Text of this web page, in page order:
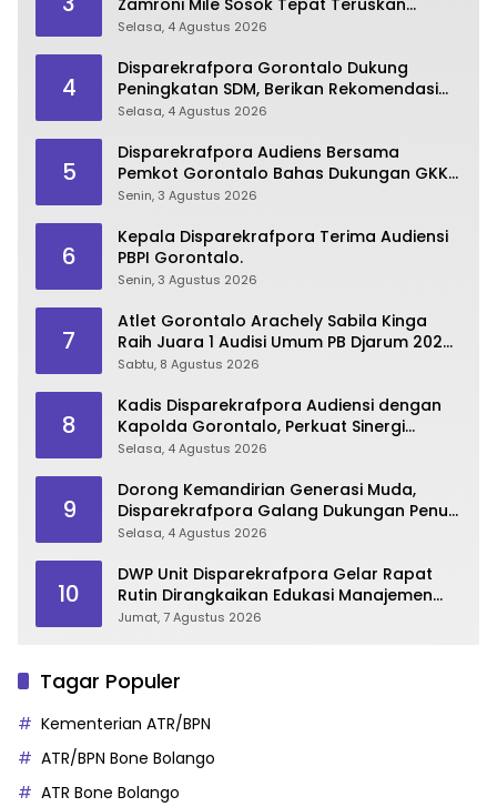
Zamroni Mile Sosok Tepat Teruskan
Pembangunan Bone Bolango
Selasa, 4 Agustus 2026
4
Disparekrafpora Gorontalo Dukung
Peningkatan SDM, Berikan Rekomendasi
Studi S3 bagi Pegawai
Selasa, 4 Agustus 2026
5
Disparekrafpora Audiens Bersama
Pemkot Gorontalo Bahas Dukungan GKK
2026
Senin, 3 Agustus 2026
6
Kepala Disparekrafpora Terima Audiensi
PBPI Gorontalo.
Senin, 3 Agustus 2026
7
Atlet Gorontalo Arachely Sabila Kinga
Raih Juara 1 Audisi Umum PB Djarum 2026
di Makassar
Sabtu, 8 Agustus 2026
8
Kadis Disparekrafpora Audiensi dengan
Kapolda Gorontalo, Perkuat Sinergi
Sukseskan Gorontalo Karnaval Karawo
Selasa, 4 Agustus 2026
9
Dorong Kemandirian Generasi Muda,
Disparekrafpora Galang Dukungan Penuh
Para Aleg Deprov
Selasa, 4 Agustus 2026
10
DWP Unit Disparekrafpora Gelar Rapat
Rutin Dirangkaikan Edukasi Manajemen
Stres
Jumat, 7 Agustus 2026
Tagar Populer
Kementerian ATR/BPN
ATR/BPN Bone Bolango
ATR Bone Bolango